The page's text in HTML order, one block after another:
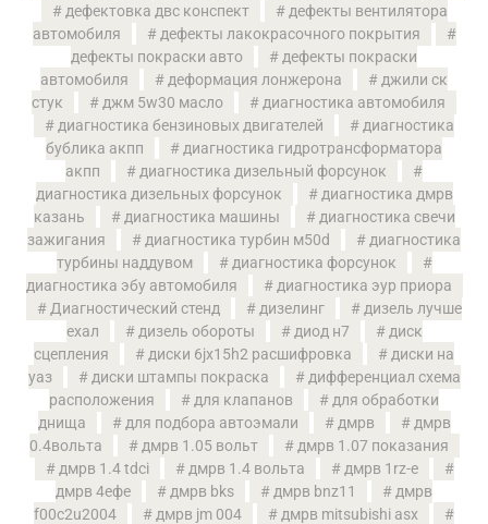
дефектовка двс конспект
дефекты вентилятора
автомобиля
дефекты лакокрасочного покрытия
дефекты покраски авто
дефекты покраски
автомобиля
деформация лонжерона
джили ск
стук
джм 5w30 масло
диагностика автомобиля
диагностика бензиновых двигателей
диагностика
бублика акпп
диагностика гидротрансформатора
акпп
диагностика дизельный форсунок
диагностика дизельных форсунок
диагностика дмрв
казань
диагностика машины
диагностика свечи
зажигания
диагностика турбин м50d
диагностика
турбины наддувом
диагностика форсунок
диагностика эбу автомобиля
диагностика эур приора
Диагностический стенд
дизелинг
дизель лучше
ехал
дизель обороты диод н7
диск
сцепления
диски 6jx15h2 расшифровка
диски на
уаз
диски штампы покраска
дифференциал схема
расположения
для клапанов
для обработки
днища
для подбора автоэмали дмрв
дмрв
0.4вольта
дмрв 1.05 вольт
дмрв 1.07 показания
дмрв 1.4 tdci
дмрв 1.4 вольта
дмрв 1rz-e
дмрв 4ефе
дмрв bks дмрв bnz11
дмрв
f00c2u2004
дмрв jm 004
дмрв mitsubishi asx